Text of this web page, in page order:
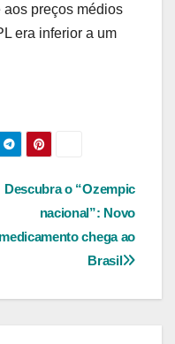
aos preços médios
era inferior a um
Descubra o “Ozempic
nacional”: Novo
medicamento chega ao
Brasil